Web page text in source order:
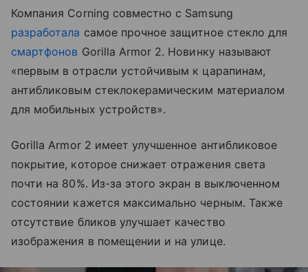
Компания Corning совместно с Samsung
разработала самое прочное защитное стекло для
смартфонов Gorilla Armor 2. Новинку называют
«первым в отрасли устойчивым к царапинам,
антибликовым стеклокерамическим материалом
для мобильных устройств».
Gorilla Armor 2 имеет улучшенное антибликовое
покрытие, которое снижает отражения света
почти на 80%. Из-за этого экран в выключенном
состоянии кажется максимально черным. Также
отсутствие бликов улучшает качество
изображения в помещении и на улице.